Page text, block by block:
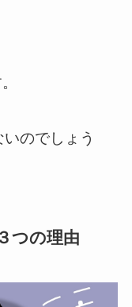
のでしょう
つの理由